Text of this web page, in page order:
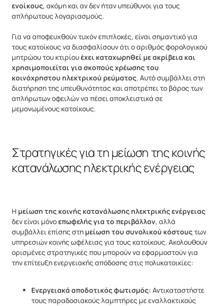
ενοίκους, ακόμη και αν δεν ήταν υπεύθυνοι για τους
απλήρωτους λογαριασμούς.
Για να αποφευχθούν τυχόν επιπλοκές, είναι σημαντικό για
τους κατοίκους να διασφαλίσουν ότι ο αριθμός φορολογικού
μητρώου του κτιρίουέχει καταχωρηθεί με ακρίβεια και
χρησιμοποιείται για σκοπούς χρέωσης του
κοινόχρηστου ηλεκτρικού ρεύματος. Αυτό συμβάλλει στη
διατήρηση της υπευθυνότητας και αποτρέπει το βάρος των
απλήρωτων οφειλών να πέσει αποκλειστικά σε
μεμονωμένους κατοίκους.
Στρατηγικές για τη μείωση της κοινής
κατανάλωσης ηλεκτρικής ενέργειας
Η μείωση της κοινής κατανάλωσης ηλεκτρικής ενέργειας
δεν είναι μόνοεπωφελής για το περιβάλλον, αλλά
συμβάλλει επίσης στη μείωση του συνολικού κόστουςτων
υπηρεσιών κοινής ωφέλειας για τους κατοίκους. Ακολουθούν
ορισμένες στρατηγικές που μπορούν να εφαρμοστούν για
την επίτευξη ενεργειακής απόδοσης στις πολυκατοικίες:
Ενεργειακά αποδοτικός φωτισμός: Αντικαταστήστε
τους παραδοσιακούς λαμπτήρες με εναλλακτικούς